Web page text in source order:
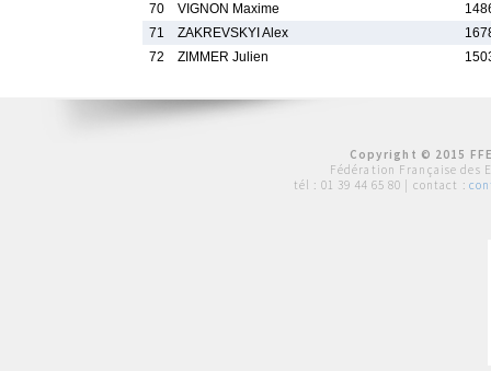
70
VIGNON Maxime
71
ZAKREVSKYI Alex
72
ZIMMER Julien
Copyright © 2015
Fédération Française des
tél : 01 39 44 65 80 | contact :